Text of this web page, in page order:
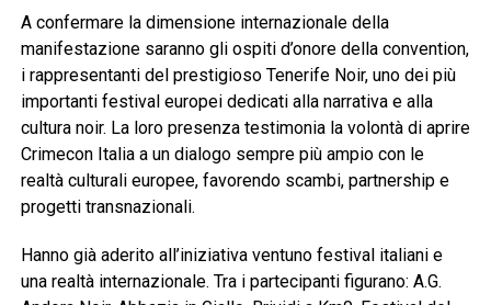
A confermare la dimensione internazionale della
manifestazione saranno gli ospiti d’onore della convention,
i rappresentanti del prestigioso Tenerife Noir, uno dei più
importanti festival europei dedicati alla narrativa e alla
cultura noir. La loro presenza testimonia la volontà di aprire
Crimecon Italia a un dialogo sempre più ampio con le
realtà culturali europee, favorendo scambi, partnership e
progetti transnazionali.
Hanno già aderito all’iniziativa ventuno festival italiani e
una realtà internazionale. Tra i partecipanti figurano: A.G.